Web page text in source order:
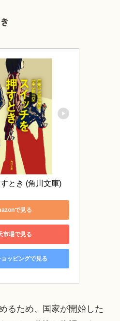
とき (角川文庫)
で見る
市場で見る
ッピングで見る
るため、国家が開始した